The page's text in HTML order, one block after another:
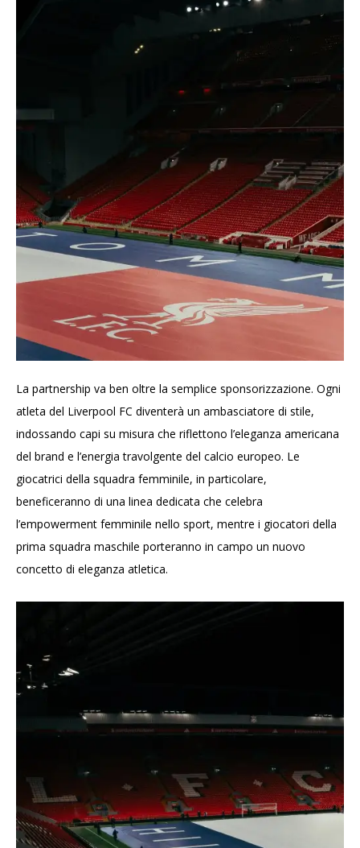
La partnership va ben oltre la semplice sponsorizzazione. Ogni
atleta del Liverpool FC diventerà un ambasciatore di stile,
indossando capi su misura che riflettono l’eleganza americana
del brand e l’energia travolgente del calcio europeo. Le
giocatrici della squadra femminile, in particolare,
beneficeranno di una linea dedicata che celebra
l’empowerment femminile nello sport, mentre i giocatori della
prima squadra maschile porteranno in campo un nuovo
concetto di eleganza atletica.